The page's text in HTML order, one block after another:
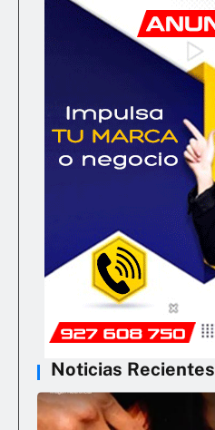
Noticias Recientes